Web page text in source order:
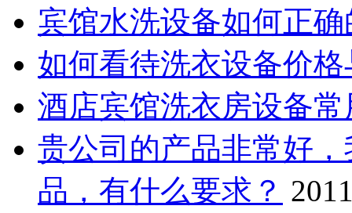
宾馆水洗设备如何正
如何看待洗衣设备价
酒店宾馆洗衣房设备
贵公司的产品非常好
品，有什么要求？